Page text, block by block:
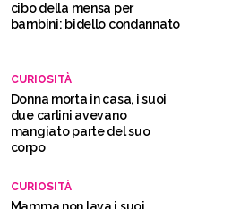
cibo della mensa per
bambini: bidello condannato
CURIOSITÀ
Donna morta in casa, i suoi
due carlini avevano
mangiato parte del suo
corpo
CURIOSITÀ